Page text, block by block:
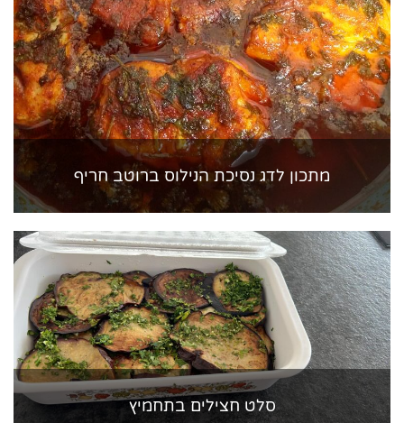
מתכון לדג נסיכת הנילוס ברוטב חריף
סלט חצילים בתחמיץ